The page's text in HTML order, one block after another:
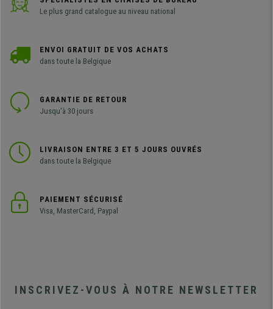
Le plus grand catalogue au niveau national
ENVOI GRATUIT DE VOS ACHATS
dans toute la Belgique
GARANTIE DE RETOUR
Jusqu'à 30 jours
LIVRAISON ENTRE 3 ET 5 JOURS OUVRÉS
dans toute la Belgique
PAIEMENT SÉCURISÉ
Visa, MasterCard, Paypal
INSCRIVEZ-VOUS À NOTRE NEWSLETTER